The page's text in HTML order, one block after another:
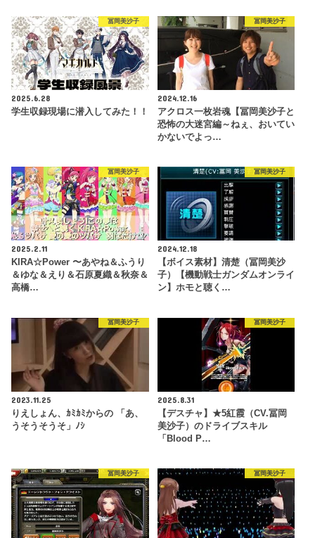
冨岡美沙子
2025.6.28
学生収録現場に潜入してみた！！
冨岡美沙子
2024.12.16
アクロス一枚岩魂【冨岡美沙子と
恐怖の大迷宮編～ねぇ、おいてい
かないでよっ…
冨岡美沙子
2025.2.11
KIRA☆Power 〜あやね＆ふうり
＆ゆな＆えり＆石原夏織＆秋奈＆
高橋…
冨岡美沙子
2024.12.18
【ボイス素材】清楚（冨岡美沙
子）【機動戦士ガンダムオンライ
ン】ホモと聴く…
冨岡美沙子
2023.11.25
りえしょん、ｶﾐｶﾐからの 「あ、
うそうそうそ」ﾉｼ
冨岡美沙子
2025.8.31
【デスチャ】★5紅霞（CV.冨岡
美沙子）のドライブスキル
「Blood P…
冨岡美沙子 冨岡美沙子